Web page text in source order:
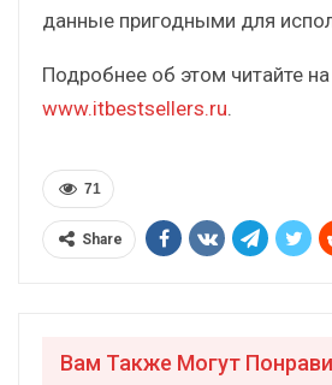
данные пригодными для
Подробнее об этом читайте на
www.itbestsellers.ru.
71
Share
Вам Также Могут